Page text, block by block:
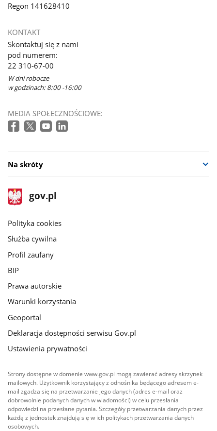
Regon 141628410
KONTAKT
Skontaktuj się z nami
pod numerem:
22 310-67-00
W dni robocze
w godzinach: 8:00 -16:00
MEDIA SPOŁECZNOŚCIOWE:
Na skróty
stopka
gov.pl
Strona
gov.pl
gov.pl
Polityka cookies
Służba cywilna
Profil zaufany
BIP
Prawa autorskie
Warunki korzystania
Geoportal
Deklaracja dostępności serwisu Gov.pl
Ustawienia prywatności
Strony dostępne w domenie www.gov.pl mogą zawierać adresy skrzynek
mailowych. Użytkownik korzystający z odnośnika będącego adresem e-
mail zgadza się na przetwarzanie jego danych (adres e-mail oraz
dobrowolnie podanych danych w wiadomości) w celu przesłania
odpowiedzi na przesłane pytania. Szczegóły przetwarzania danych przez
każdą z jednostek znajdują się w ich politykach przetwarzania danych
osobowych.